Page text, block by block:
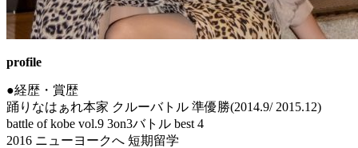
profile
●経歴・賞歴
踊りなはぁれ本家 クルーバトル 準優勝(2014.9/ 2015.12)
battle of kobe vol.9 3on3バトル best 4
2016 ニューヨークへ 短期留学